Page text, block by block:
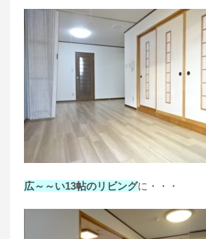
広～～い13帖のリビングに・・・